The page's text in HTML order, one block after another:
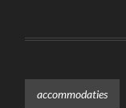
accommodaties